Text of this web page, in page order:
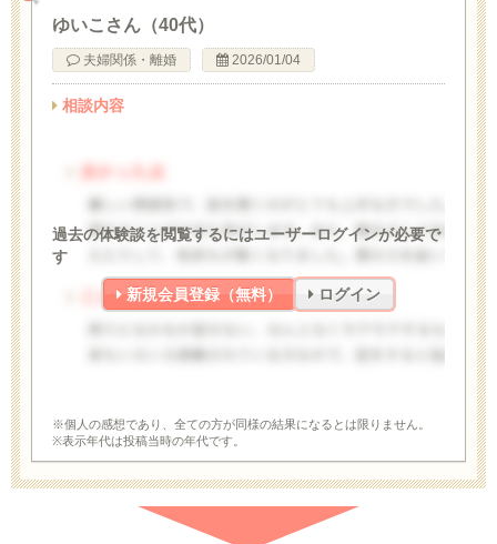
ゆいこさん（40代）
夫婦関係・離婚 2026/01/04
相談内容
過去の体験談を閲覧するにはユーザーログインが必要で
す
新規会員登録（無料） ログイン
※個人の感想であり、全ての方が同様の結果になるとは限りません。
※表示年代は投稿当時の年代です。